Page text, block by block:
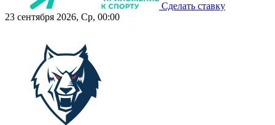
Сделать ставку
23 сентября 2026, Ср, 00:00